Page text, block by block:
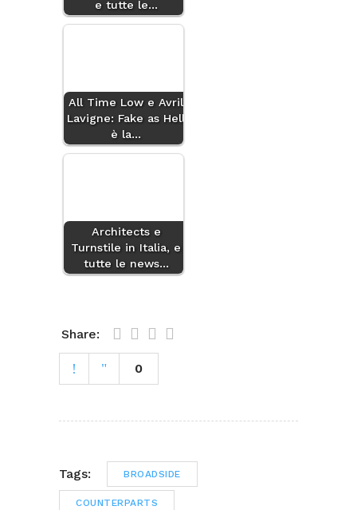
e tutte le…
All Time Low e Avril
Lavigne: Fake as Hell
è la…
Architects e
Turnstile in Italia, e
tutte le news…
Share:
0
Tags: BROADSIDE
COUNTERPARTS